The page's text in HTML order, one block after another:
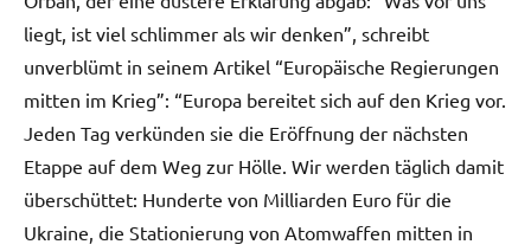
liegt, ist viel schlimmer als wir denken”, schreibt
unverblümt in seinem Artikel “Europäische Regierungen
mitten im Krieg”: “Europa bereitet sich auf den Krieg vor.
Jeden Tag verkünden sie die Eröffnung der nächsten
Etappe auf dem Weg zur Hölle. Wir werden täglich damit
überschüttet: Hunderte von Milliarden Euro für die
Ukraine, die Stationierung von Atomwaffen mitten in